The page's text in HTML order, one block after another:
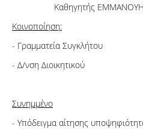
Καθηγητής
Κοινοποίηση:
- Γραμματεία Συγκλήτου
- Δ/νση Διοικητικού
Συνημμένο
- Υπόδειγμα αίτησης